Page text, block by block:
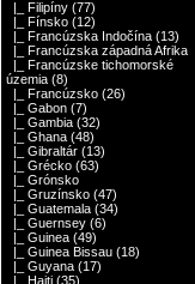
|_ Filipíny (77)
|_ Fínsko (12)
|_ Francúzska Indočína (13)
|_ Francúzska západná Afrika
|_ Francúzske tichomorské
územia (8)
|_ Francúzsko (26)
|_ Gabon (7)
|_ Gambia (32)
|_ Ghana (48)
|_ Gibraltár (13)
|_ Grécko (63)
|_ Grónsko
|_ Gruzínsko (47)
|_ Guatemala (34)
|_ Guernsey (6)
|_ Guinea (49)
|_ Guinea Bissau (18)
|_ Guyana (17)
|_ Haiti (35)